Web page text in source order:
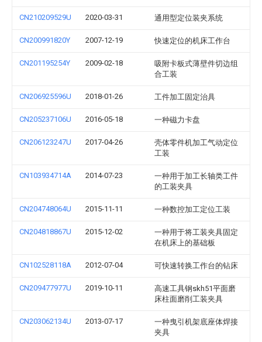
CN210209529U 2020-03-31 通用型定位装夹系统
CN200991820Y 2007-12-19 快速定位的机床工作台
CN201195254Y 2009-02-18
吸附卡板式薄壁件切边组
合工装
CN206925596U 2018-01-26 工件加工固定治具
CN205237106U 2016-05-18 一种磁力卡盘
CN206123247U 2017-04-26
壳体零件机加工气动定位
工装
CN103934714A 2014-07-23
一种用于加工长轴类工件
的工装夹具
CN204748064U 2015-11-11 一种数控加工定位工装
CN204818867U 2015-12-02
一种用于将工装夹具固定
在机床上的基础板
CN102528118A 2012-07-04 可快速转换工作台的钻床
CN209477977U 2019-10-11
高速工具钢skh51平面磨
床柱面磨削工装夹具
CN203062134U 2013-07-17
一种曳引机架底座体焊接
夹具